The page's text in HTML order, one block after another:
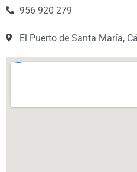
956 920 279
El Puerto de Santa María,